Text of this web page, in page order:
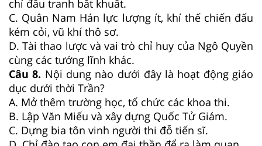
chí đấu tranh bất khuất.
C. Quân Nam Hán lực lượng ít, khí thế chiến đấu
kém cỏi, vũ khí thô sơ.
D. Tài thao lược và vai trò chỉ huy của Ngô Quyền
cùng các tướng lĩnh khác.
Câu 8. Nội dung nào dưới đây là hoạt động giáo
dục dưới thời Trần?
A. Mở thêm trường học, tổ chức các khoa thi.
B. Lập Văn Miếu và xây dựng Quốc Tử Giám.
C. Dựng bia tôn vinh người thi đỗ tiến sĩ.